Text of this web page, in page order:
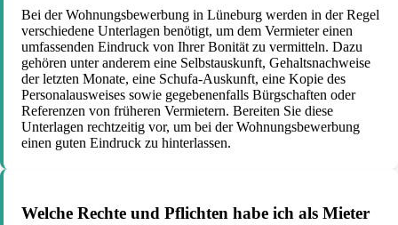
Bei der Wohnungsbewerbung in Lüneburg werden in der Regel
verschiedene Unterlagen benötigt, um dem Vermieter einen
umfassenden Eindruck von Ihrer Bonität zu vermitteln. Dazu
gehören unter anderem eine Selbstauskunft, Gehaltsnachweise
der letzten Monate, eine Schufa-Auskunft, eine Kopie des
Personalausweises sowie gegebenenfalls Bürgschaften oder
Referenzen von früheren Vermietern. Bereiten Sie diese
Unterlagen rechtzeitig vor, um bei der Wohnungsbewerbung
einen guten Eindruck zu hinterlassen.
Welche Rechte und Pflichten habe ich als Mieter